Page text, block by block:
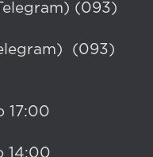
(093)
(093)
17:00
14:00